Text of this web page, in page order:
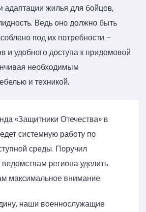
адаптации жилья для бойцов,
Ведь оно должно быть
под их потребности –
и удобного доступа к придомовой
необходимым
и техникой.
«Защитники Отечества» в
системную работу по
среды. Поручил
региона уделить
максимальное внимание.
наши военнослужащие